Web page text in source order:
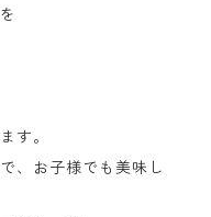
す。
、お子様でも美味し